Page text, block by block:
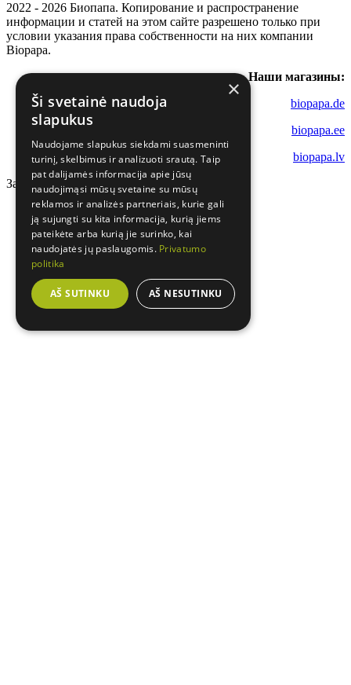
2022 - 2026 Биопапа. Копирование и распространение
информации и статей на этом сайте разрешено только при
условии указания права собственности на них компании
Biopapa.
Наши магазины:
biopapa.de
biopapa.ee
biopapa.lv
Загрузка...
×
Ši svetainė naudoja
slapukus
Naudojame slapukus siekdami suasmeninti
turinį, skelbimus ir analizuoti srautą. Taip
pat dalijamės informacija apie jūsų
naudojimąsi mūsų svetaine su mūsų
reklamos ir analizės partneriais, kurie gali
ją sujungti su kita informacija, kurią jiems
pateikėte arba kurią jie surinko, kai
naudojatės jų paslaugomis. Privatumo
politika
AŠ SUTINKU AŠ NESUTINKU